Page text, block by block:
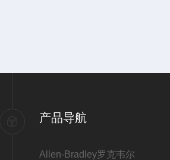
产品导航
Allen-Bradley罗克韦尔